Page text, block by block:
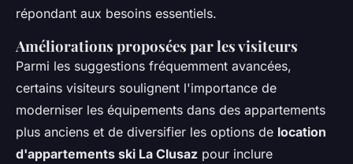
répondant aux besoins essentiels.
Améliorations proposées par les visiteurs
Parmi les suggestions fréquemment avancées,
certains visiteurs soulignent l'importance de
moderniser les équipements dans des appartements
plus anciens et de diversifier les options de location
d'appartements ski La Clusaz pour inclure